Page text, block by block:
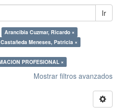
Ir
Arancibia Cuzmar, Ricardo ×
Castañeda Meneses, Patricia ×
PROFESIONAL ×
Mostrar filtros avanzados